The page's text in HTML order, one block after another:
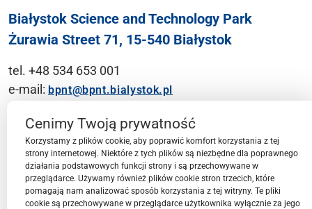
Białystok Science and Technology Park
Żurawia Street 71, 15-540 Białystok
tel. +48 534 653 001
e-mail: bpnt@bpnt.bialystok.pl
Contact
BPN-T Area
Cenimy Twoją prywatność
Korzystamy z plików cookie, aby poprawić komfort korzystania z tej
strony internetowej. Niektóre z tych plików są niezbędne dla poprawnego
działania podstawowych funkcji strony i są przechowywane w
przeglądarce. Używamy również plików cookie stron trzecich, które
pomagają nam analizować sposób korzystania z tej witryny. Te pliki
cookie są przechowywane w przeglądarce użytkownika wyłącznie za jego